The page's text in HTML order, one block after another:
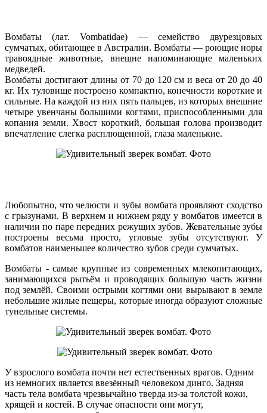
Вомбаты (лат. Vombatidae) — семейство двурезцовых
сумчатых, обитающее в Австралии. Вомбаты — роющие норы
травоядные животные, внешне напоминающие маленьких
медведей.
Вомбаты достигают длины от 70 до 120 см и веса от 20 до 40
кг. Их туловище построено компактно, конечности короткие и
сильные. На каждой из них пять пальцев, из которых внешние
четыре увенчаны большими когтями, приспособленными для
копания земли. Хвост короткий, большая голова производит
впечатление слегка расплющенной, глаза маленькие.
Любопытно, что челюсти и зубы вомбата проявляют сходство
с грызунами. В верхнем и нижнем ряду у вомбатов имеется в
наличии по паре передних режущих зубов. Жевательные зубы
построены весьма просто, угловые зубы отсутствуют. У
вомбатов наименьшее количество зубов среди сумчатых.
Вомбаты - самые крупные из современных млекопитающих,
занимающихся рытьём и проводящих большую часть жизни
под землёй. Своими острыми когтями они вырывают в земле
небольшие жилые пещеры, которые иногда образуют сложные
тунельные системы.
У взрослого вомбата почти нет естественных врагов. Одним
из немногих является ввезённый человеком динго. Задняя
часть тела вомбата чрезвычайно тверда из-за толстой кожи,
хрящей и костей. В случае опасности они могут,